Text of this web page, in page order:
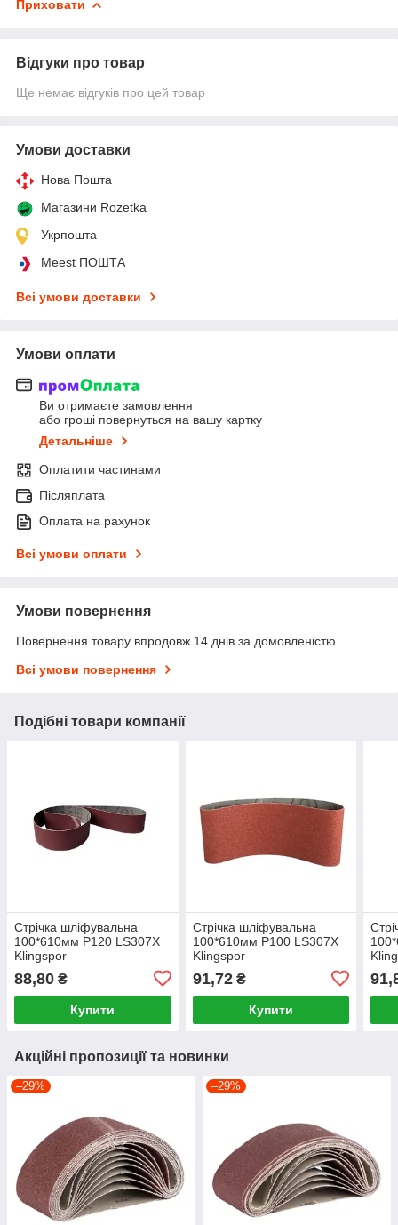
Приховати
Відгуки про товар
Ще немає відгуків про цей товар
Умови доставки
Нова Пошта
Магазини Rozetka
Укрпошта
Meest ПОШТА
Всі умови доставки
Умови оплати
Ви отримаєте замовлення
або гроші повернуться на вашу картку
Детальніше
Оплатити частинами
Післяплата
Оплата на рахунок
Всі умови оплати
Умови повернення
Повернення товару впродовж 14 днів за домовленістю
Всі умови повернення
Подібні товари компанії
Стрічка шліфувальна
100*610мм P120 LS307X
Klingspor
88,80 ₴
Купити
Стрічка шліфувальна
100*610мм P100 LS307X
Klingspor
91,72₴
Купити
Акційні пропозиції та новинки
–29% –29%